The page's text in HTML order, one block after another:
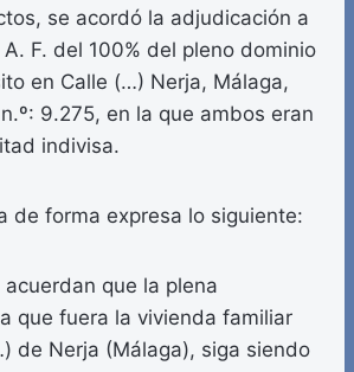
se acordó la adjudicación a
F. del 100% del pleno dominio
en Calle (…) Nerja, Málaga,
9.275, en la que ambos eran
indivisa.
de forma expresa lo siguiente:
acuerdan que la plena
que fuera la vivienda familiar
de Nerja (Málaga), siga siendo